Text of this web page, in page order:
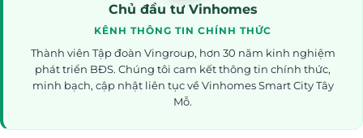
Chủ đầu tư Vinhomes
KÊNH THÔNG TIN CHÍNH THỨC
Thành viên Tập đoàn Vingroup, hơn 30 năm kinh nghiệm
phát triển BĐS. Chúng tôi cam kết thông tin chính thức,
minh bạch, cập nhật liên tục về Vinhomes Smart City Tây
Mỗ.